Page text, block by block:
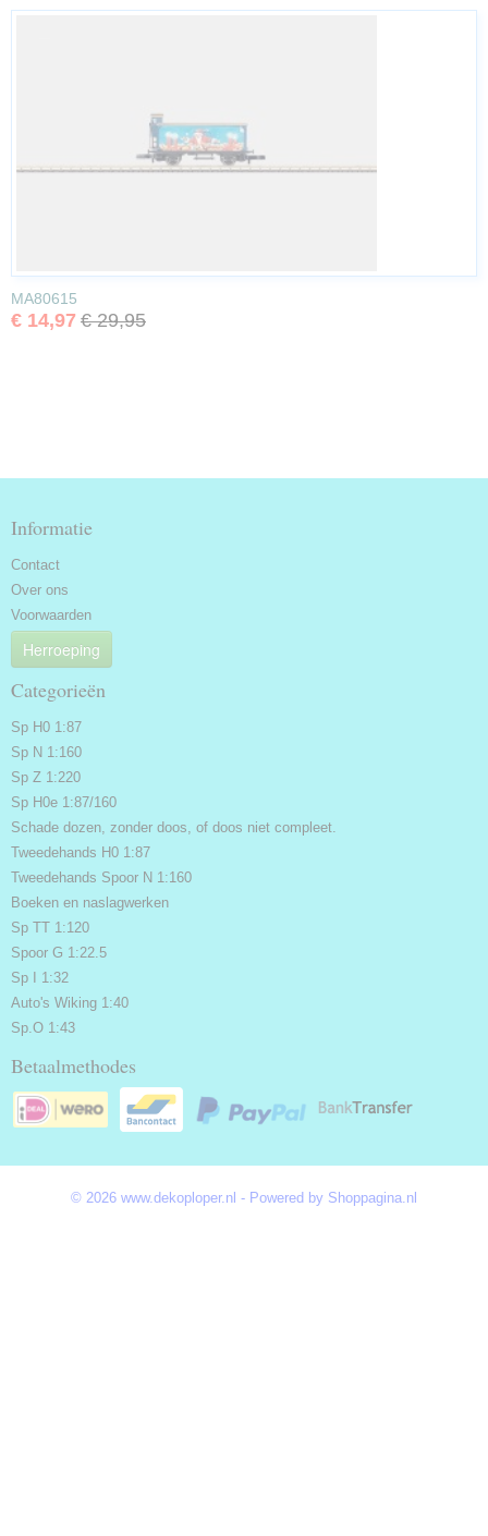
MA80615
€ 14,97 € 29,95
Informatie
Contact
Over ons
Voorwaarden
Herroeping
Categorieën
Sp H0 1:87
Sp N 1:160
Sp Z 1:220
Sp H0e 1:87/160
Schade dozen, zonder doos, of doos niet compleet.
Tweedehands H0 1:87
Tweedehands Spoor N 1:160
Boeken en naslagwerken
Sp TT 1:120
Spoor G 1:22.5
Sp I 1:32
Auto's Wiking 1:40
Sp.O 1:43
Betaalmethodes
© 2026 www.dekoploper.nl - Powered by Shoppagina.nl